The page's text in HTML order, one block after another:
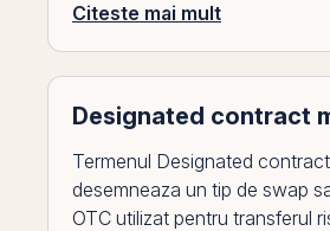
Citeste mai mult
Designated contract
Termenul Designated
desemneaza un tip de swap
OTC utilizat pentru transferul